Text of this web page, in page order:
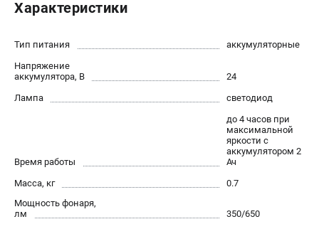
Новости
Способы оплаты
Аэраторы
Воздуходувки
Газонокосилки
Характеристики
Тип питания
аккумуляторные
Напряжение
аккумулятора, В
24
Лампа
светодиод
Время работы
до 4 часов при
максимальной
яркости с
аккумулятором 2
Ач
Масса, кг
0.7
Мощность фонаря,
лм
350/650